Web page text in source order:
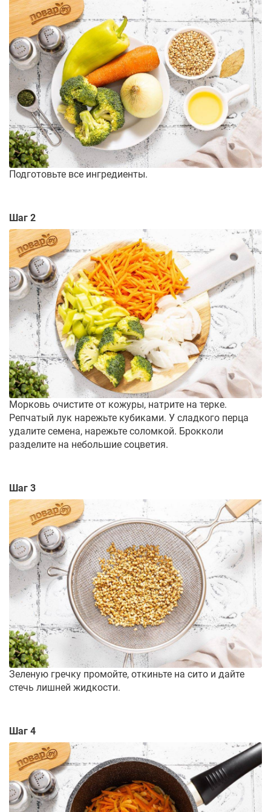
Подготовьте все ингредиенты.
Шаг 2
Морковь очистите от кожуры, натрите на терке.
Репчатый лук нарежьте кубиками. У сладкого перца
удалите семена, нарежьте соломкой. Брокколи
разделите на небольшие соцветия.
Шаг 3
Зеленую гречку промойте, откиньте на сито и дайте
стечь лишней жидкости.
Шаг 4